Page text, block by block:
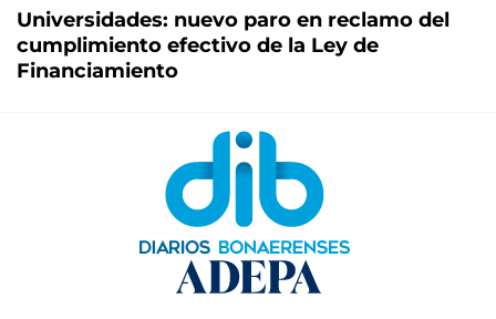
Universidades: nuevo paro en reclamo del
cumplimiento efectivo de la Ley de
Financiamiento